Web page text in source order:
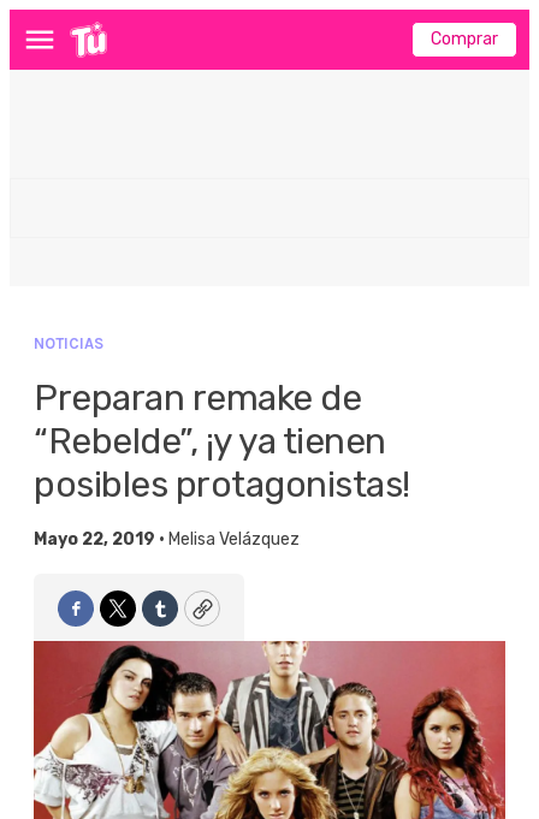
Menú Comprar
NOTICIAS
Preparan remake de
“Rebelde”, ¡y ya tienen
posibles protagonistas!
Mayo 22, 2019 • Melisa Velázquez
Facebook
TwitterTumblrCopy